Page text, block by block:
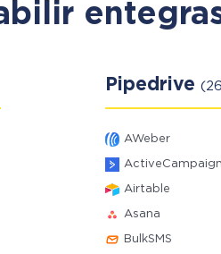
Pipedrive
AWeber
ActiveCampaign
Airtable
Asana
BulkSMS